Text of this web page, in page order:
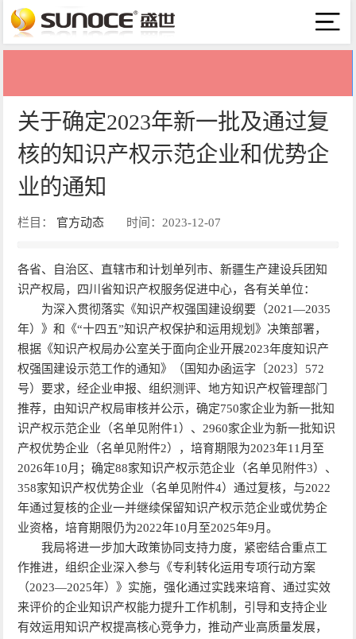
关于确定2023年新一批及通过复
核的知识产权示范企业和优势企
业的通知
栏目： 官方动态 时间：2023-12-07
各省、自治区、直辖市和计划单列市、新疆生产建设兵团知
识产权局，四川省知识产权服务促进中心，各有关单位：
为深入贯彻落实《知识产权强国建设纲要（2021—2035
年）》和《“十四五”知识产权保护和运用规划》决策部署，
根据《知识产权局办公室关于面向企业开展2023年度知识产
权强国建设示范工作的通知》（国知办函运字〔2023〕572
号）要求，经企业申报、组织测评、地方知识产权管理部门
推荐，由知识产权局审核并公示，确定750家企业为新一批知
识产权示范企业（名单见附件1）、2960家企业为新一批知识
产权优势企业（名单见附件2），培育期限为2023年11月至
2026年10月；确定88家知识产权示范企业（名单见附件3）、
358家知识产权优势企业（名单见附件4）通过复核，与2022
年通过复核的企业一并继续保留知识产权示范企业或优势企
业资格，培育期限仍为2022年10月至2025年9月。
我局将进一步加大政策协同支持力度，紧密结合重点工
作推进，组织企业深入参与《专利转化运用专项行动方案
（2023—2025年）》实施，强化通过实践来培育、通过实效
来评价的企业知识产权能力提升工作机制，引导和支持企业
有效运用知识产权提高核心竞争力，推动产业高质量发展，